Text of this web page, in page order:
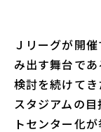
Ｊリーグが開
み出す舞台で
検討を続けてき
スタジアムの
トセンター化